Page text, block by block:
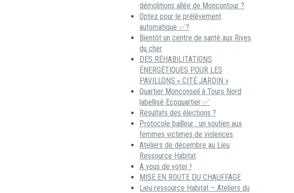
démolitions allée de Moncontour ?
Optez pour le prélèvement
automatique ✅?
Bientôt un centre de santé aux Rives
du cher
DES RÉHABILITATIONS
ÉNERGÉTIQUES POUR LES
PAVILLONS « CITÉ JARDIN »
Quartier Monconseil à Tours Nord
labellisé Ecoquartier ✅
Résultats des élections ?
Protocole bailleur : un soutien aux
femmes victimes de violences
Ateliers de décembre au Lieu
Ressource Habitat
A vous de voter !
MISE EN ROUTE DU CHAUFFAGE
Lieu ressource Habitat – Ateliers du